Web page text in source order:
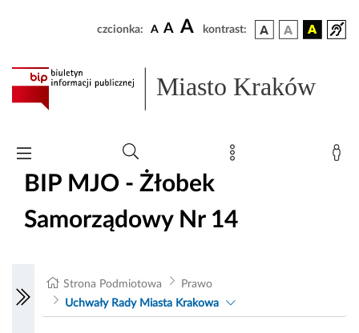
czcionka: A A A kontrast:
Miasto Kraków
BIP MJO - Żłobek
Samorządowy Nr 14
Strona Podmiotowa
Prawo
Uchwały Rady Miasta Krakowa